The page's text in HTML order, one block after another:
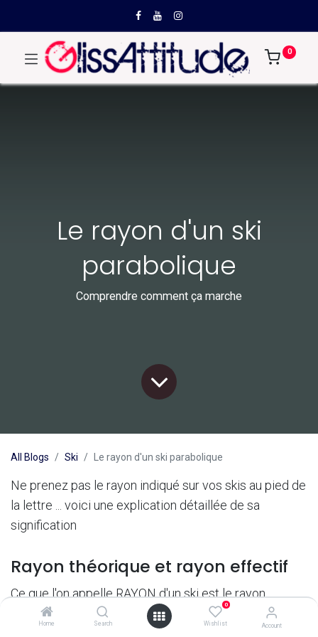
Home Search
0
Wishlist Account
0
Le rayon d'un ski
parabolique
Comprendre comment ça marche
All Blogs Ski Le rayon d'un ski parabolique
Ne prenez pas le rayon indiqué sur vos skis au pied de
la lettre ... voici une explication détaillée de sa
signification
Rayon théorique et rayon effectif
Ce que l'on appelle RAYON d'un ski est le rayon
théorique maximal que ferait le ski si on effectue un
virage coupé sans amorcer le moindre dérapage.